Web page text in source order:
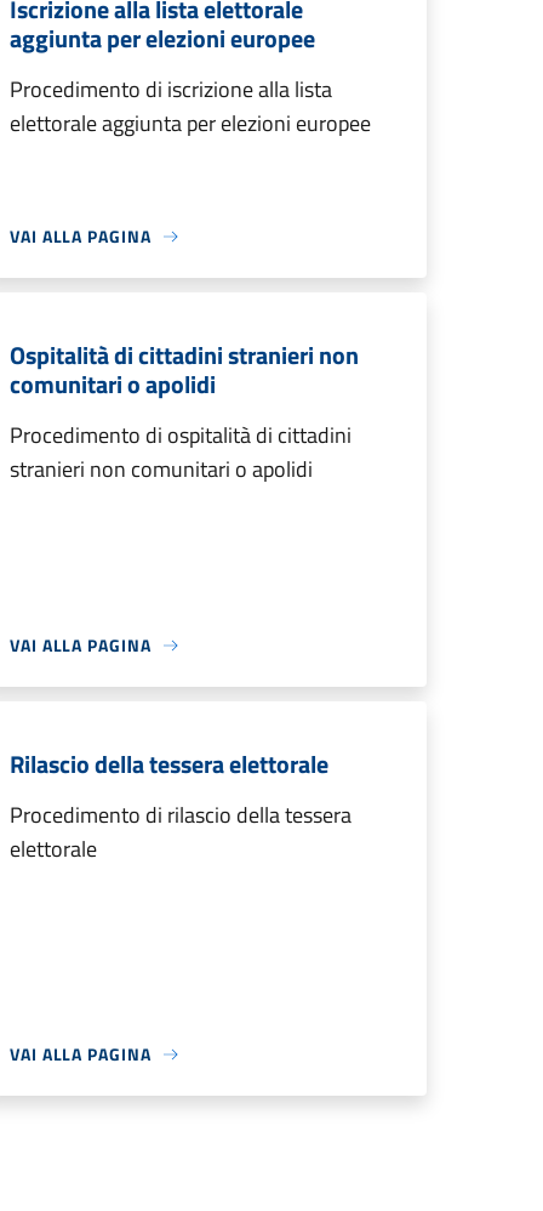
Iscrizione alla lista elettorale
aggiunta per elezioni europee
Procedimento di iscrizione alla lista
elettorale aggiunta per elezioni europee
VAI ALLA PAGINA
Ospitalità di cittadini stranieri non
comunitari o apolidi
Procedimento di ospitalità di cittadini
stranieri non comunitari o apolidi
VAI ALLA PAGINA
Rilascio della tessera elettorale
Procedimento di rilascio della tessera
elettorale
VAI ALLA PAGINA